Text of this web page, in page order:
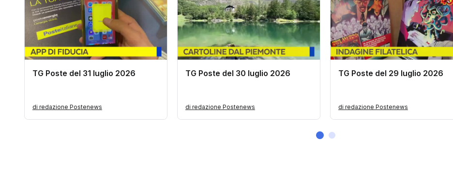
TG Poste del 31 luglio 2026
di redazione Postenews
TG Poste del 30 luglio 2026
di redazione Postenews
TG Poste del 29 luglio 2026
di redazione Postenews